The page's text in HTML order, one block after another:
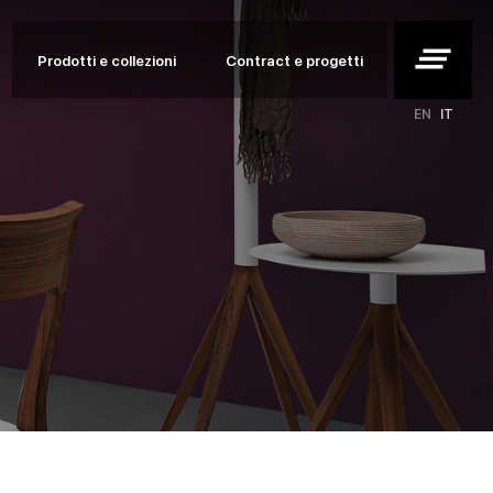
Prodotti e collezioni Contract e progetti clear_all
EN IT